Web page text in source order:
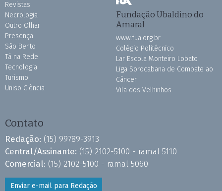
Revistas
Necrologia
Outro Olhar
Presença
São Bento
Tá na Rede
Tecnologia
Turismo
Uniso Ciência
Fundação Ubaldino do
Amaral
www.fua.org.br
Colégio Politécnico
Lar Escola Monteiro Lobato
Liga Sorocabana de Combate ao
Câncer
Vila dos Velhinhos
Contato
Redação: (15) 99789-3913
Central/Assinante: (15) 2102-5100 - ramal 5110
Comercial: (15) 2102-5100 - ramal 5060
Enviar e-mail para Redação